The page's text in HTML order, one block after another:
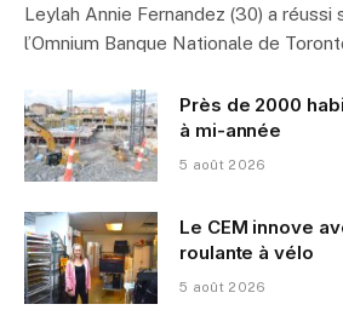
Leylah Annie Fernandez (30) a réussi
l’Omnium Banque Nationale de
Près de 2000
à mi-année
5 août 2026
Le CEM innove
roulante à vélo
5 août 2026